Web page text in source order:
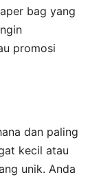
bag yang
promosi
dan paling
kecil atau
unik. Anda